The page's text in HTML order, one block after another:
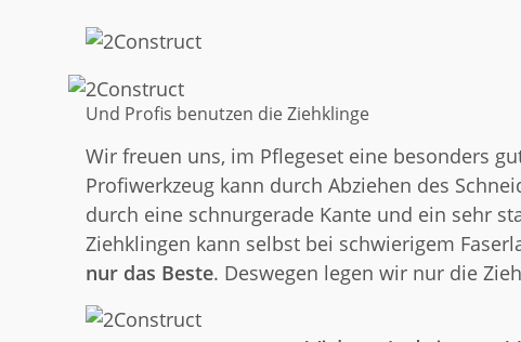
Und Profis benutzen die Ziehklinge
Wir freuen uns, im Pflegeset eine besonders
Profiwerkzeug kann durch Abziehen des
durch eine schnurgerade Kante und ein sehr
Ziehklingen kann selbst bei schwierigem
nur das Beste. Deswegen legen wir nur die